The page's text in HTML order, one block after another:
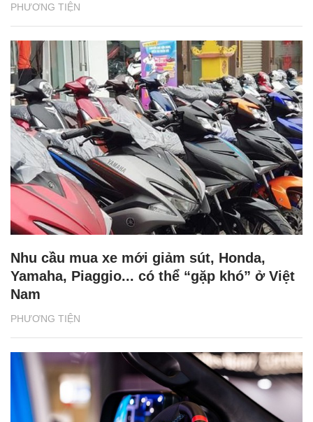
PHƯƠNG TIỆN
PHƯƠNG TIỆN
Nhu cầu mua xe mới giảm sút, Honda,
Yamaha, Piaggio... có thể “gặp khó” ở Việt
Nam